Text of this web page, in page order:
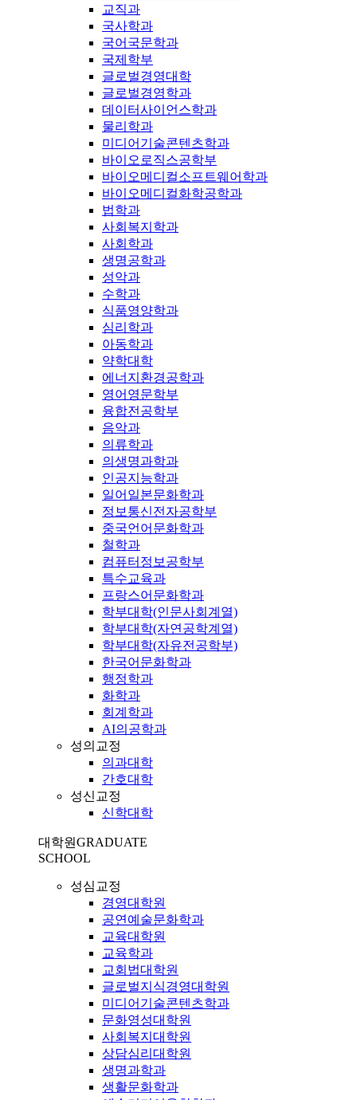
교직과
국사학과
국어국문학과
국제학부
글로벌경영대학
글로벌경영학과
데이터사이언스학과
물리학과
미디어기술콘텐츠학과
바이오로직스공학부
바이오메디컬소프트웨어학과
바이오메디컬화학공학과
법학과
사회복지학과
사회학과
생명공학과
성악과
수학과
식품영양학과
심리학과
아동학과
약학대학
에너지환경공학과
영어영문학부
융합전공학부
음악과
의류학과
의생명과학과
인공지능학과
일어일본문화학과
정보통신전자공학부
중국언어문화학과
철학과
컴퓨터정보공학부
특수교육과
프랑스어문화학과
학부대학(인문사회계열)
학부대학(자연공학계열)
학부대학(자유전공학부)
한국어문화학과
행정학과
화학과
회계학과
AI의공학과
성의교정
의과대학
간호대학
성신교정
신학대학
대학원GRADUATE
SCHOOL
성심교정
경영대학원
공연예술문화학과
교육대학원
교육학과
교회법대학원
글로벌지식경영대학원
미디어기술콘텐츠학과
문화영성대학원
사회복지대학원
상담심리대학원
생명과학과
생활문화학과